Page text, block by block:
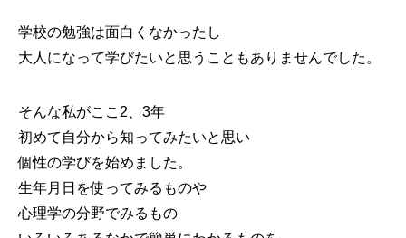
学校の勉強は面白くなかったし
大人になって学びたいと思うこともありませんでした。
そんな私がここ2、3年
初めて自分から知ってみたいと思い
個性の学びを始めました。
生年月日を使ってみるものや
心理学の分野でみるもの